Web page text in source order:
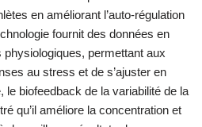
de
elle aider à la